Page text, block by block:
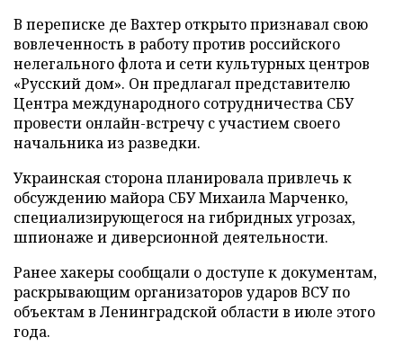
В переписке де Вахтер открыто признавал свою
вовлеченность в работу против российского
нелегального флота и сети культурных центров
«Русский дом». Он предлагал представителю
Центра международного сотрудничества СБУ
провести онлайн-встречу с участием своего
начальника из разведки.
Украинская сторона планировала привлечь к
обсуждению майора СБУ Михаила Марченко,
специализирующегося на гибридных угрозах,
шпионаже и диверсионной деятельности.
Ранее хакеры сообщали о доступе к документам,
раскрывающим организаторов ударов ВСУ по
объектам в Ленинградской области в июле этого
года.